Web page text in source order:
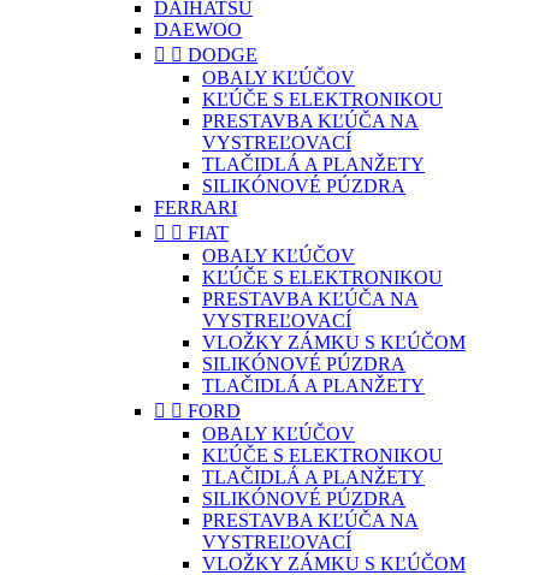
DAIHATSU
DAEWOO
  DODGE
OBALY KĽÚČOV
KĽÚČE S ELEKTRONIKOU
PRESTAVBA KĽÚČA NA
VYSTREĽOVACÍ
TLAČIDLÁ A PLANŽETY
SILIKÓNOVÉ PÚZDRA
FERRARI
  FIAT
OBALY KĽÚČOV
KĽÚČE S ELEKTRONIKOU
PRESTAVBA KĽÚČA NA
VYSTREĽOVACÍ
VLOŽKY ZÁMKU S KĽÚČOM
SILIKÓNOVÉ PÚZDRA
TLAČIDLÁ A PLANŽETY
  FORD
OBALY KĽÚČOV
KĽÚČE S ELEKTRONIKOU
TLAČIDLÁ A PLANŽETY
SILIKÓNOVÉ PÚZDRA
PRESTAVBA KĽÚČA NA
VYSTREĽOVACÍ
VLOŽKY ZÁMKU S KĽÚČOM